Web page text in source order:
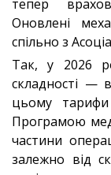
тепер
Оновлені
спільно з
Так, у 2026
складності —
цьому тарифи
Програмою
частини
залежно від